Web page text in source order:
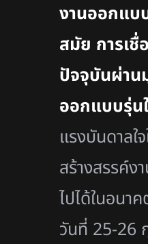
งานออกแ
สมัย การเ
ปัจจุบันผ่า
ออกแบบรุ่น
แรงบันดาลใ
สร้างสรรค์
ไปได้ในอนา
วันที่ 25-26